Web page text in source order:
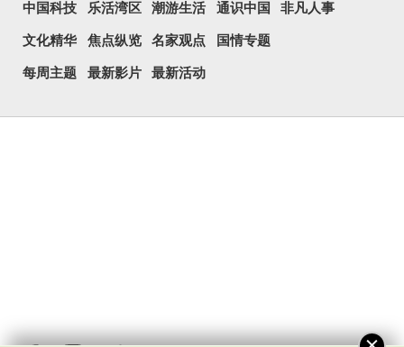
中国科技 乐活湾区 潮游生活 通识中国 非凡人事
文化精华 焦点纵览 名家观点 国情专题
每周主题 最新影片 最新活动